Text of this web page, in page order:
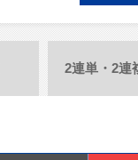
2連単・2連